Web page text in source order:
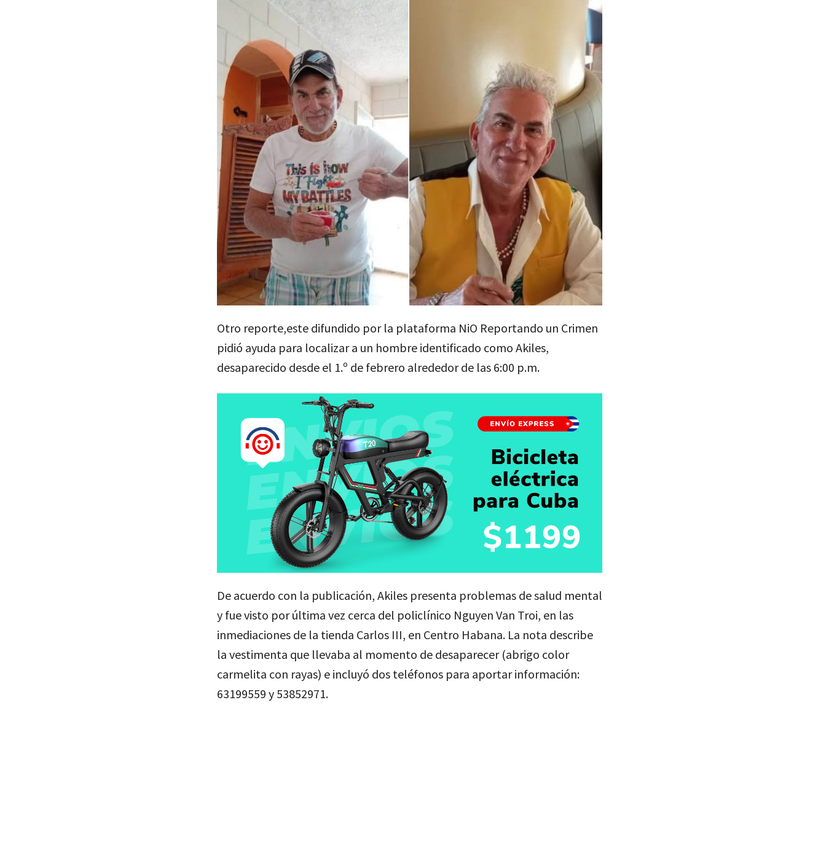
Otro reporte,este difundido por la plataforma NiO Reportando un Crimen
pidió ayuda para localizar a un hombre identificado como Akiles,
desaparecido desde el 1.º de febrero alrededor de las 6:00 p.m.
De acuerdo con la publicación, Akiles presenta problemas de salud mental
y fue visto por última vez cerca del policlínico Nguyen Van Troi, en las
inmediaciones de la tienda Carlos III, en Centro Habana. La nota describe
la vestimenta que llevaba al momento de desaparecer (abrigo color
carmelita con rayas) e incluyó dos teléfonos para aportar información:
63199559 y 53852971.